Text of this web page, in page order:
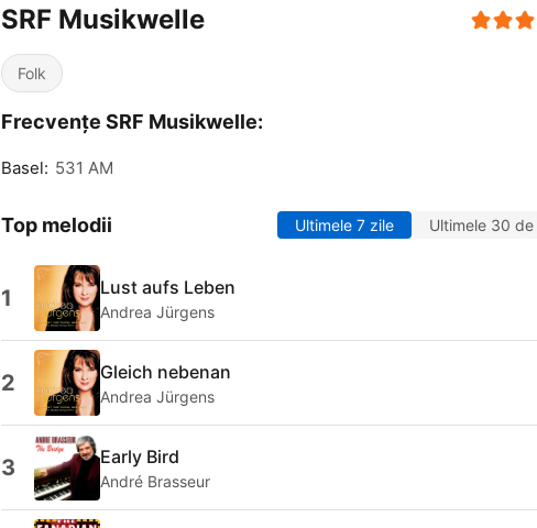
SRF Musikwelle
Folk
Frecvențe SRF Musikwelle:
Basel: 531 AM
Top melodii Ultimele 7 zile Ultimele 30 de
1 Lust aufs Leben
Andrea Jürgens
2 Gleich nebenan
Andrea Jürgens
3 Early Bird
André Brasseur